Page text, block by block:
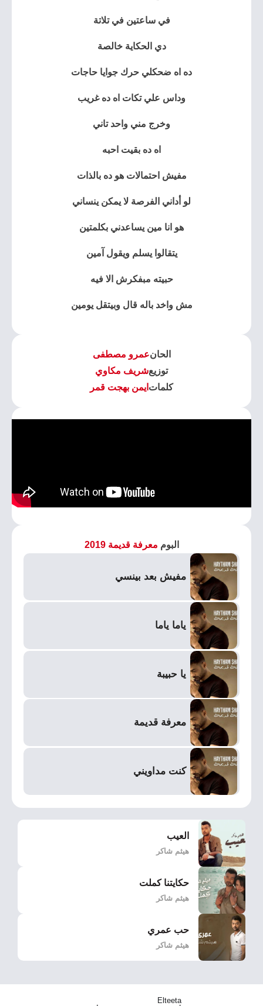
في ساعتين في تلاتة
دي الحكاية خالصة
ده اه ضحكلي حرك جوايا حاجات
وداس علي تكات اه ده غريب
وخرج مني واحد تاني
اه ده بقيت احبه
مفيش احتمالات هو ده بالذات
لو أداني الفرصة لا يمكن ينساني
هو انا مين يساعدني بكلمتين
يتقالوا يسلم ويقول آمين
حبيته مبفكرش الا فيه
مش واخد باله قال وبيتقل يومين
الحانعمرو مصطفى
توزيعشريف مكاوي
كلمات ايمن بهجت قمر
البوم معرفة قديمة 2019
مفيش بعد بينسي
ياما ياما
يا حبيبة
معرفة قديمة
كنت مداويني
العيب
هيثم شاكر
حكايتنا كملت
هيثم شاكر
حب عمري
هيثم شاكر
Elteeta